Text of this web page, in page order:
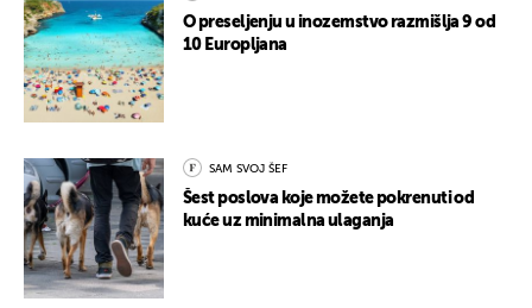
O preseljenju u inozemstvo razmišlja 9 od
10 Europljana
SAM SVOJ ŠEF
Šest poslova koje možete pokrenuti od
kuće uz minimalna ulaganja